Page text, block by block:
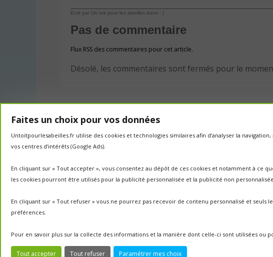
Faites un choix pour vos données
Untoitpourlesabeilles.fr utilise des cookies et technologies similaires afin d’analyser la
vos centres d’intérêts (Google Ads).
En cliquant sur « Tout accepter », vous consentez au dépôt de ces cookies et notamment à ce
les cookies pourront être utilisés pour la publicité personnalisée et la publicité non
En cliquant sur « Tout refuser » vous ne pourrez pas recevoir de contenu personnalisé et
préférences.
Pour en savoir plus sur la collecte des informations et la manière dont celle-ci sont utilisées ou
Tout accepter Tout refuser Paramétrer mes choix
Ecrit par Un toit pour les abeilles dans : |
Pas de commentaire
Flux RSS des commentaires pour cet article.
Désolé, les commentaires sont fermés pour le